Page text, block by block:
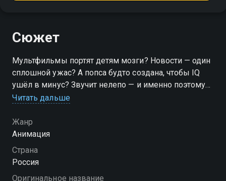
Сюжет
Мультфильмы портят детям мозги? Новости — один
сплошной ужас? А попса будто создана, чтобы IQ
ушёл в минус? Звучит нелепо — и именно поэтому
смешно. Особенно, когда все эти мифы разбирают
Show». Здесь глупости становятся поводом для
умного смеха. «Кит stupid show» — смотрите онлайн
в хорошем качестве.
Читать дальше
Жанр
Анимация
Страна
Россия
Оригинальное название